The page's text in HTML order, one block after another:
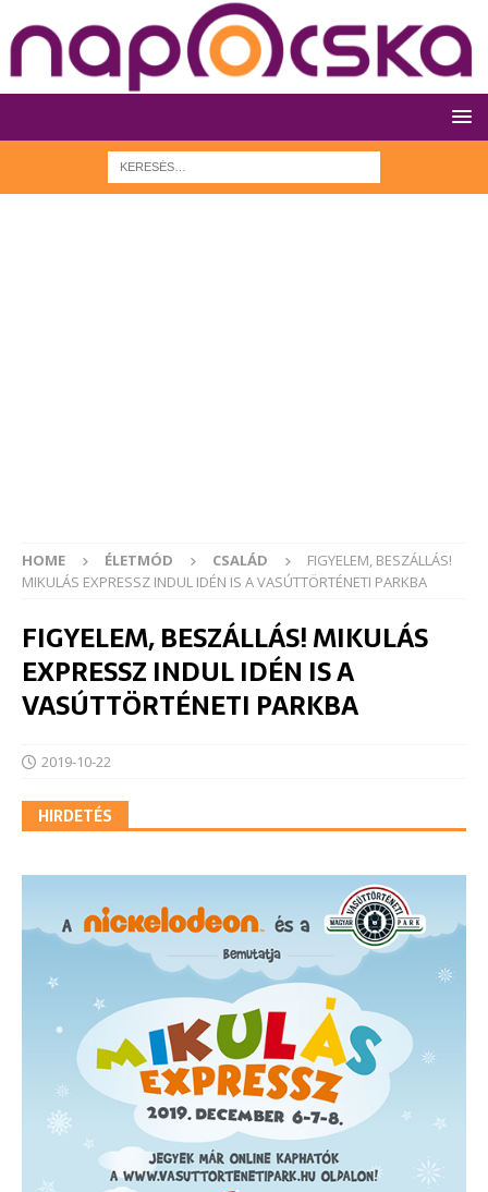
HOME ÉLETMÓD CSALÁD
FIGYELEM, BESZÁLLÁS!
MIKULÁS EXPRESSZ INDUL IDÉN IS A VASÚTTÖRTÉNETI PARKBA
FIGYELEM, BESZÁLLÁS! MIKULÁS
EXPRESSZ INDUL IDÉN IS A
VASÚTTÖRTÉNETI PARKBA
2019-10-22
HIRDETÉS